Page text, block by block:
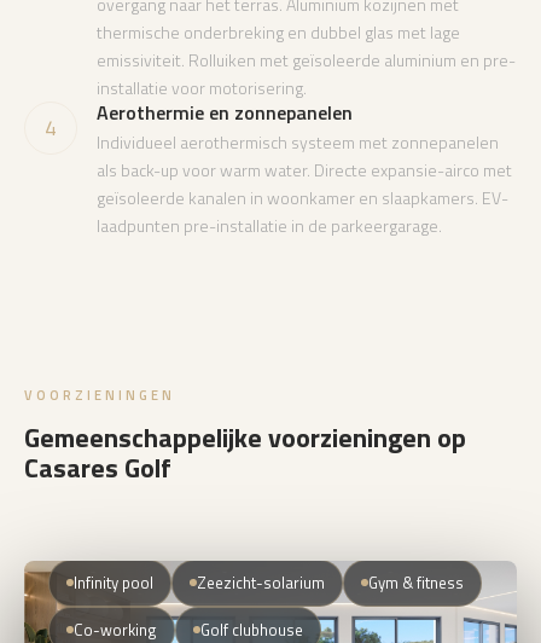
thermische onderbreking en dubbel glas met lage
emissiviteit. Rolluiken met geïsoleerde aluminium en pre-
installatie voor motorisering.
4 Aerothermie en zonnepanelen
Individueel aerothermisch systeem met zonnepanelen
als back-up voor warm water. Directe expansie-airco met
geïsoleerde kanalen in woonkamer en slaapkamers. EV-
laadpunten pre-installatie in de parkeergarage.
VOORZIENINGEN
Gemeenschappelijke voorzieningen op
Casares Golf
Infinity pool Zeezicht-solarium
Gym & fitness
Co-working
Golf clubhouse